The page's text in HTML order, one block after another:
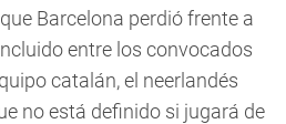
Barcelona perdió frente a
entre los convocados
catalán, el neerlandés
no está definido si jugará de